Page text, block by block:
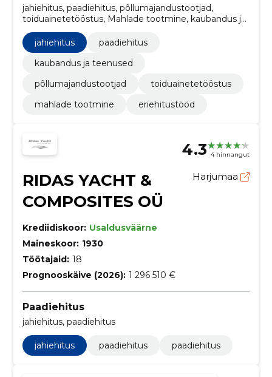
jahiehitus, paadiehitus, põllumajandustootjad,
toiduainetetööstus, Mahlade tootmine, kaubandus ja
teenused
jahiehitus
paadiehitus
kaubandus ja teenused
põllumajandustootjad
toiduainetetööstus
mahlade tootmine
eriehitustööd
4.3 4 hinnangut
RIDAS YACHT &
COMPOSITES OÜ
Harjumaa
Krediidiskoor: Usaldusväärne
Maineskoor: 1930
Töötajaid: 18
Prognooskäive (2026): 1 296 510 €
Paadiehitus
jahiehitus, paadiehitus
jahiehitus paadiehitus paadiehitus